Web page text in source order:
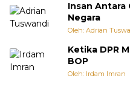
Insan Antara
Negara
Oleh: Adrian
Ketika DPR
BOP
Oleh: Irdam Imran